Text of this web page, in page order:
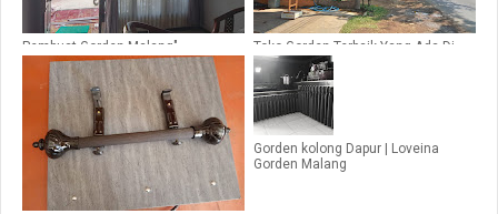
Pembuat Gorden Malang"
Toko Gorden Terbaik Yang Ada Di
Malang
Gorden kolong Dapur | Loveina
Gorden Malang